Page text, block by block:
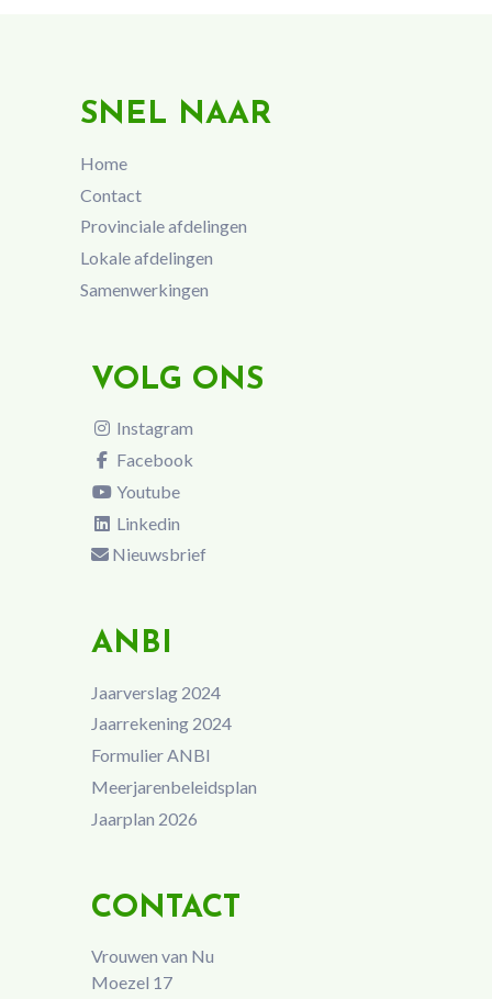
SNEL NAAR
Home
Contact
Provinciale afdelingen
Lokale afdelingen
Samenwerkingen
VOLG ONS
Instagram
Facebook
Youtube
Linkedin
Nieuwsbrief
ANBI
Jaarverslag 2024
Jaarrekening 2024
Formulier ANBI
Meerjarenbeleidsplan
Jaarplan 2026
CONTACT
Vrouwen van Nu
Moezel 17